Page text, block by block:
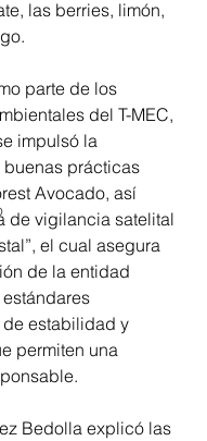
las berries, limón,
parte de los
del T-MEC,
impulsó la
prácticas
Avocado, así
de vigilancia satelital
el cual asegura
de la entidad
estabilidad y
permiten una
Bedolla explicó las